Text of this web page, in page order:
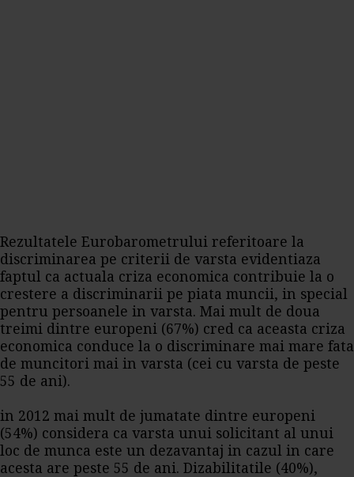
Rezultatele Eurobarometrului referitoare la
discriminarea pe criterii de varsta evidentiaza
faptul ca actuala criza economica contribuie la o
crestere a discriminarii pe piata muncii, in special
pentru persoanele in varsta. Mai mult de doua
treimi dintre europeni (67%) cred ca aceasta criza
economica conduce la o discriminare mai mare fata
de muncitori mai in varsta (cei cu varsta de peste
55 de ani).
in 2012 mai mult de jumatate dintre europeni
(54%) considera ca varsta unui solicitant al unui
loc de munca este un dezavantaj in cazul in care
acesta are peste 55 de ani. Dizabilitatile (40%),